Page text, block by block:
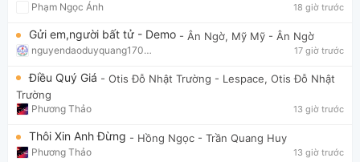
Phạm Ngọc Ánh 18 giờ trước
Gửi em,người bất tử - Demo - Ân Ngờ, Mỹ Mỹ - Ân Ngờ
nguyendaoduyquang17021 17 giờ trước
Điều Quý Giá - Otis Đỗ Nhật Trường - Lespace, Otis Đỗ Nhật
Trường
Phương Thảo 13 giờ trước
Thôi Xin Anh Đừng - Hồng Ngọc - Trần Quang Huy
Phương Thảo 13 giờ trước